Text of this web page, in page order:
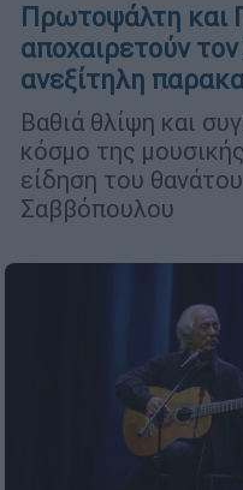
Πρωτοψάλτη και
αποχαιρετούν
ανεξίτηλη
Βαθιά θλίψη και
κόσμο της
είδηση του
Σαββόπουλου